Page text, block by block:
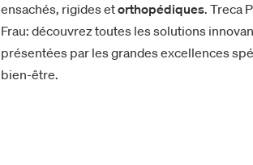
ensachés, rigides etorthopédiques. Treca
Frau: découvrez toutes les solutions
présentées par les grandes excellences
bien-être.